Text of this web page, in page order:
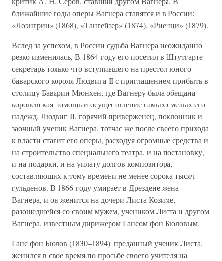
ближайшие годы оперы Вагнера ставятся и в России:
«Лоэнгрин» (1868), «Тангейзер» (1874), «Риенци» (1879).
Вслед за успехом, в России судьба Вагнера неожиданно
резко изменилась, В 1864 году его посетил в Штутгарте
секретарь только что вступившего на престол юного
баварского короля Людвига II с приглашением прибыть в
столицу Баварии Мюнхен, где Вагнеру была обещана
королевская помощь и осуществление самых смелых его
надежд. Людвиг II, горячий приверженец, поклонник и
заочный ученик Вагнера, тотчас же после своего прихода
к власти ставит его оперы, расходуя огромные средства и
на строительство специального театра, и на постановку,
и на подарки, и на уплату долгов композитора,
составляющих к тому времени не менее сорока тысяч
гульденов. В 1866 году умирает в Дрездене жена
Вагнера, и он женится на дочери Листа Козиме,
разошедшейся со своим мужем, учеником Листа и другом
Вагнера, известным дирижером Гансом фон Бюловым.
Ганс фон Бюлов (1830–1894), преданный ученик Листа,
женился в свое время по просьбе своего учителя на